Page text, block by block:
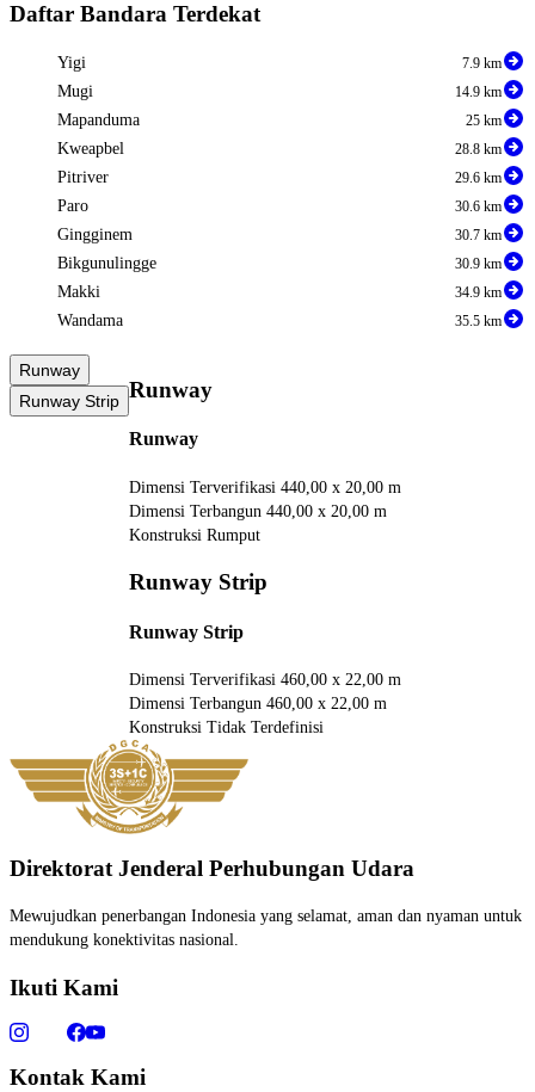
Daftar Bandara Terdekat
Yigi 7.9 km
Mugi 14.9 km
Mapanduma 25 km
Kweapbel 28.8 km
Pitriver 29.6 km
Paro 30.6 km
Gingginem 30.7 km
Bikgunulingge 30.9 km
Makki 34.9 km
Wandama 35.5 km
Runway
Runway Strip Runway
Runway
Dimensi Terverifikasi 440,00 x 20,00 m
Dimensi Terbangun 440,00 x 20,00 m
Konstruksi Rumput
Runway Strip
Runway Strip
Dimensi Terverifikasi 460,00 x 22,00 m
Dimensi Terbangun 460,00 x 22,00 m
Konstruksi Tidak Terdefinisi
Direktorat Jenderal Perhubungan Udara
Mewujudkan penerbangan Indonesia yang selamat, aman dan nyaman untuk
mendukung konektivitas nasional.
Ikuti Kami
Kontak Kami